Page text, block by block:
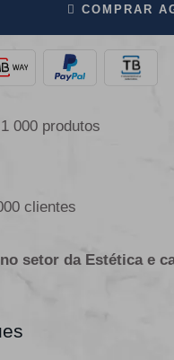
COMPRAR
000 produtos
clientes
setor da Estética e